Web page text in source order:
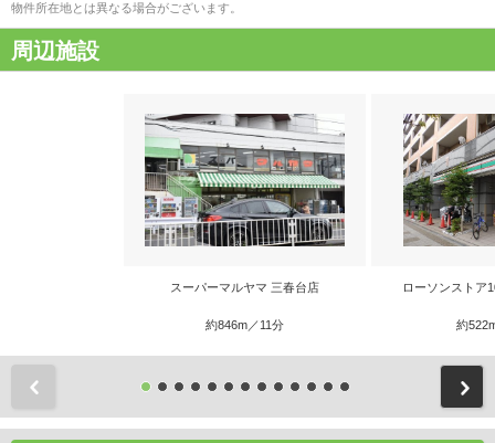
物件所在地とは異なる場合がございます。
周辺施設
スーパーマルヤマ 三春台店
約846m／11分
ローソンストア
約